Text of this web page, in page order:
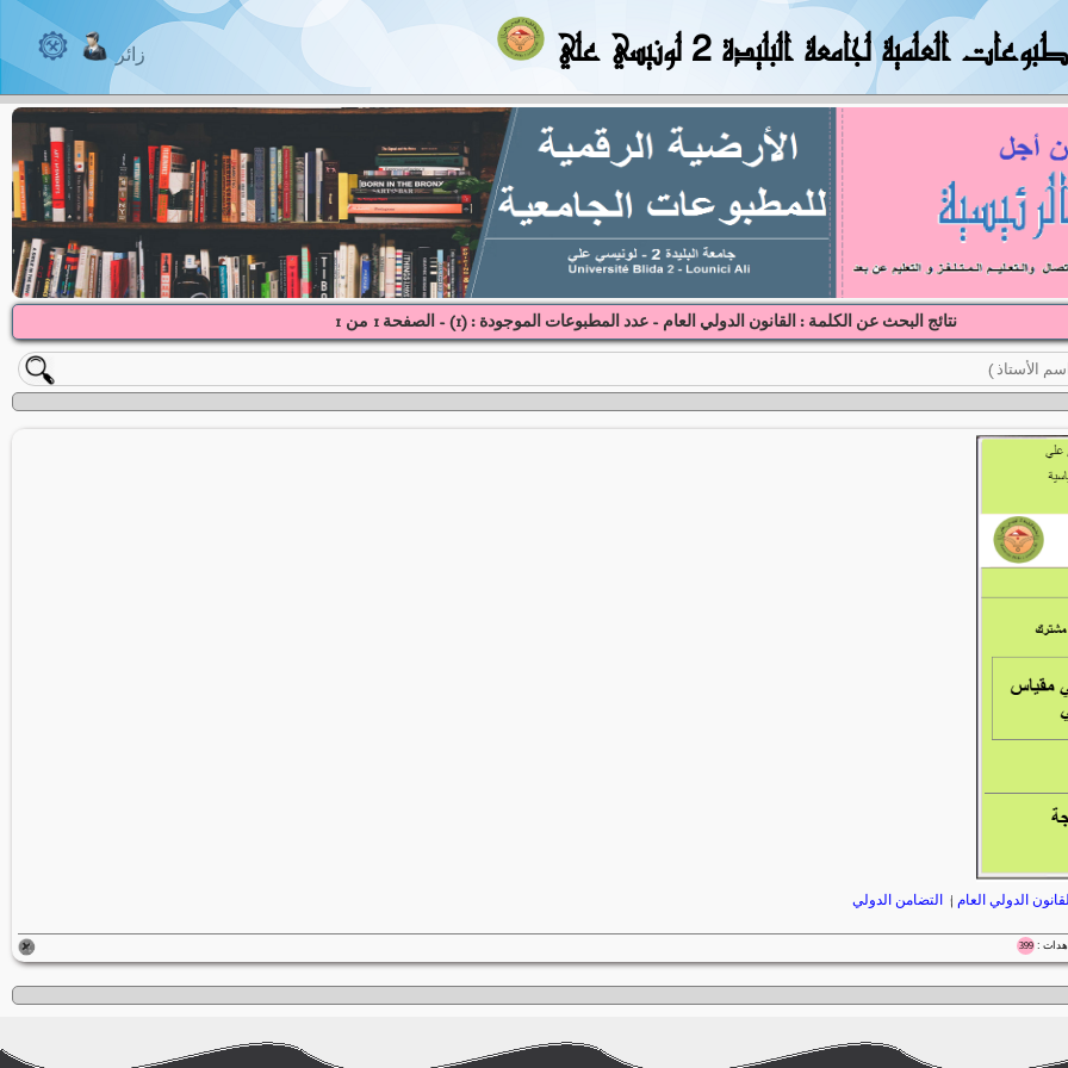
العلمية لجامعة البليدة 2 لونيسي علي زائر
نتائج البحث عن الكلمة : القانون الدولي العام - عدد المطبوعات الموجودة : (1) - الصفحة 1 من 1
الدولي العام | التضامن الدولي
399